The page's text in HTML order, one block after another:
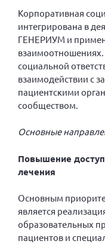
Отдел
Вице-президент
Вице-президент
Вице-президент
Главный
Конференция
Конференция
Экспертный
Конференция
Корпоративная
интегрирована в
ГЕНЕРИУМ и
социальной
взаимодействии с
пациентскими
сообществом.
Основные
Повышение
лечения
Основным
является
образовательных
пациентов и